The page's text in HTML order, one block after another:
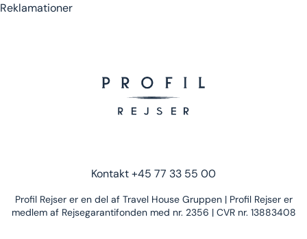
Reklamationer
Kontakt+45 77 33 55 00
Profil Rejser er en del af Travel House Gruppen | Profil Rejser er
medlem af Rejsegarantifonden med nr. 2356 | CVR nr. 13883408